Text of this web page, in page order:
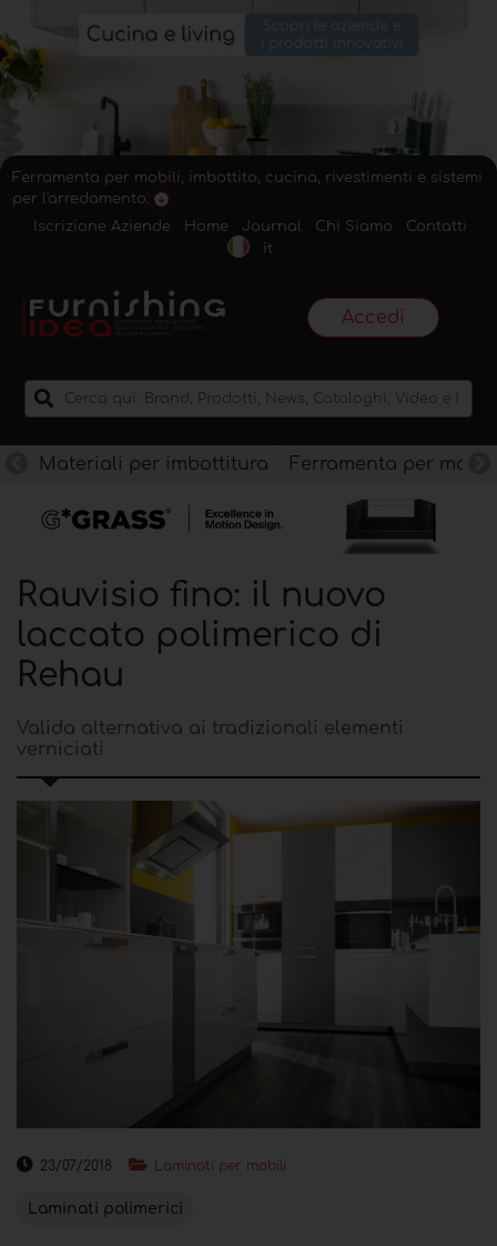
Ferramenta per mobili, imbottito, cucina, rivestimenti e sistemi
per l'arredamento.
Iscrizione Aziende
Home Journal Chi Siamo
Contatti
it
Accedi
Materiali per imbottitura Ferramenta per mobili
Rauvisio fino: il nuovo
laccato polimerico di
Rehau
Valida alternativa ai tradizionali elementi
verniciati
23/07/2018 Laminati per mobili
Laminati polimerici